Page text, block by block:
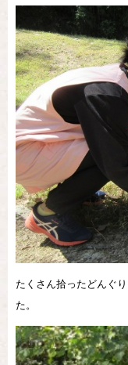
たくさん拾ったどんぐ
た。